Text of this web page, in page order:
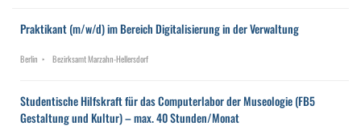
Praktikant (m/w/d) im Bereich Digitalisierung in der Verwaltung
Berlin Bezirksamt Marzahn-Hellersdorf
Studentische Hilfskraft für das Computerlabor der Museologie (FB5
Gestaltung und Kultur) – max. 40 Stunden/Monat